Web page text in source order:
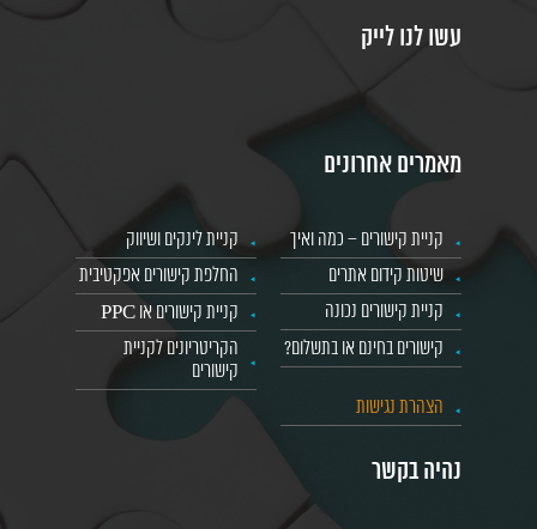
עשו לנו לייק
מאמרים אחרונים
קניית קישורים – כמה ואיך
קניית לינקים ושיווק
שיטות קידום אתרים
החלפת קישורים אפקטיבית
קניית קישורים נכונה
קניית קישורים או PPC
קישורים בחינם או בתשלום?
הקריטריונים לקניית
קישורים
הצהרת נגישות
נהיה בקשר